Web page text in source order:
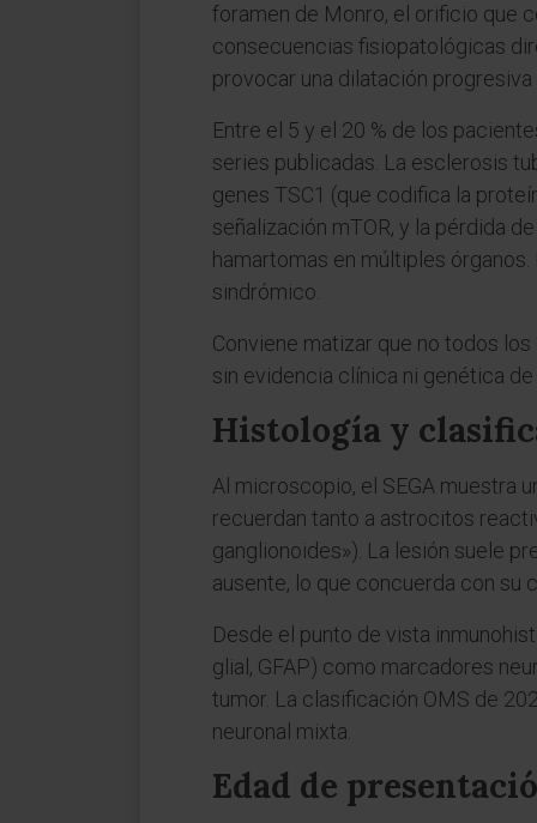
foramen de Monro, el orificio que
consecuencias fisiopatológicas
provocar una dilatación
Entre el 5 y el 20 % de los
series publicadas. La esclerosis
genes TSC1 (que codifica la
señalización mTOR, y la pérdida
hamartomas en múltiples
sindrómico.
Conviene matizar que no todos
sin evidencia clínica ni genética
Histología y
Al microscopio, el SEGA muestra
recuerdan tanto a astrocitos
ganglionoides»). La lesión suele
ausente, lo que concuerda con su
Desde el punto de vista
glial, GFAP) como marcadores
tumor. La clasificación OMS de
neuronal mixta.
Edad de